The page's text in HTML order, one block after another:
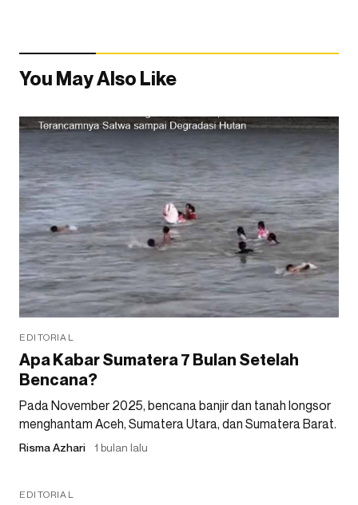
You May Also Like
EDITORIAL
Apa Kabar Sumatera 7 Bulan Setelah
Bencana?
Pada November 2025, bencana banjir dan tanah longsor
menghantam Aceh, Sumatera Utara, dan Sumatera Barat.
Risma Azhari 1 bulan lalu
EDITORIAL